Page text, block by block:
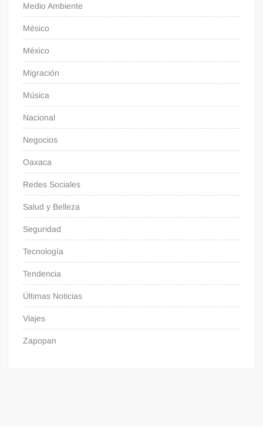
Medio Ambiente
Mésico
México
Migración
Música
Nacional
Negocios
Oaxaca
Redes Sociales
Salud y Belleza
Seguridad
Tecnología
Tendencia
Últimas Noticias
Viajes
Zapopan